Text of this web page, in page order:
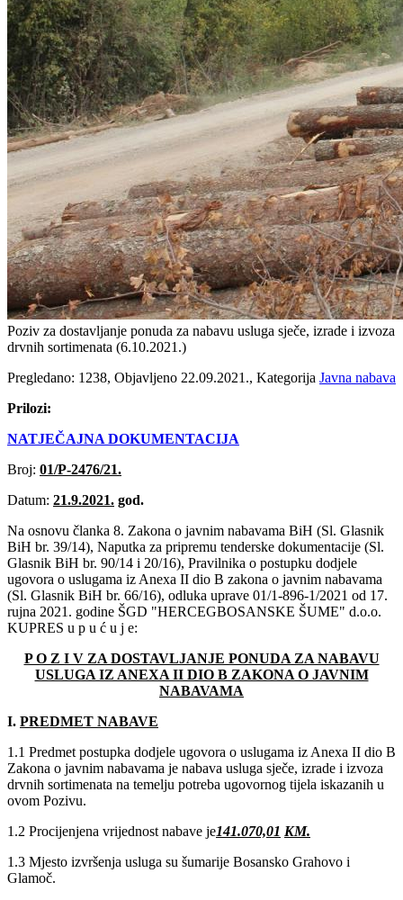
Poziv za dostavljanje ponuda za nabavu usluga sječe, izrade i izvoza
drvnih sortimenata (6‎.10‎.2021‎.)
Pregledano: 1238, Objavljeno 22.09.2021., Kategorija Javna nabava
Prilozi:
NATJEČAJNA DOKUMENTACIJA
Broj: 01/P-2476/21.
Datum: 21.9.2021. god.
Na osnovu članka 8. Zakona o javnim nabavama BiH (Sl. Glasnik
BiH br. 39/14), Naputka za pripremu tenderske dokumentacije (Sl.
Glasnik BiH br. 90/14 i 20/16), Pravilnika o postupku dodjele
ugovora o uslugama iz Anexa II dio B zakona o javnim nabavama
(Sl. Glasnik BiH br. 66/16), odluka uprave 01/1-896-1/2021 od 17.
rujna 2021. godine ŠGD "HERCEGBOSANSKE ŠUME" d.o.o.
KUPRES u p u ć u j e:
P O Z I V ZA DOSTAVLJANJE PONUDA ZA NABAVU
USLUGA IZ ANEXA II DIO B ZAKONA O JAVNIM
NABAVAMA
I. PREDMET NABAVE
1.1 Predmet postupka dodjele ugovora o uslugama iz Anexa II dio B
Zakona o javnim nabavama je nabava usluga sječe, izrade i izvoza
drvnih sortimenata na temelju potreba ugovornog tijela iskazanih u
ovom Pozivu.
1.2 Procijenjena vrijednost nabave je141.070,01 KM.
1.3 Mjesto izvršenja usluga su šumarije Bosansko Grahovo i
Glamoč.